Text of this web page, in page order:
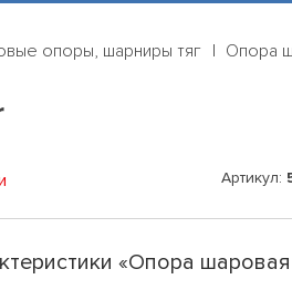
опоры, шарниры тяг Опора
Артикул:
«Опора